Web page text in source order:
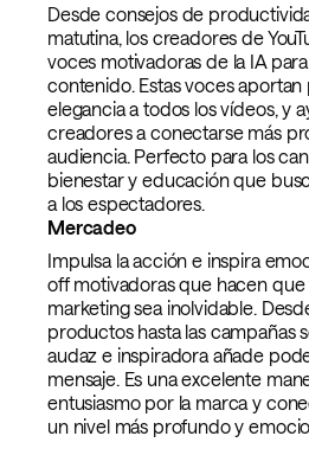
Desde consejos de
matutina, los creadores de
voces motivadoras de la IA
contenido. Estas voces aportan
elegancia a todos los vídeos, y
creadores a conectarse más
audiencia. Perfecto para los
bienestar y educación que
a los espectadores.
Mercadeo
Impulsa la acción e inspira
off motivadoras que hacen
marketing sea inolvidable.
productos hasta las campañas
audaz e inspiradora añade
mensaje. Es una excelente
entusiasmo por la marca y
un nivel más profundo y